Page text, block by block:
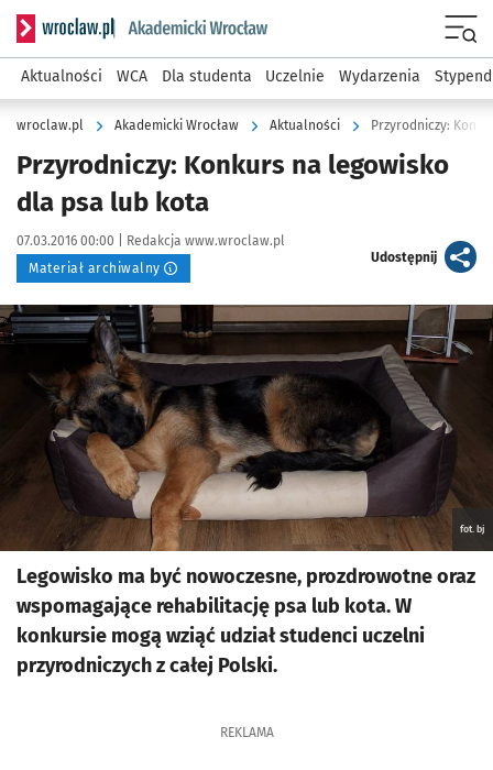
Serwis informacyjny wroclaw.pl podserwis: Akademicki
Aktualności WCA Dla studenta Uczelnie Wydarzenia
wroclaw.pl Akademicki Wrocław Aktualności Przyrodniczy:
Przyrodniczy: Konkurs na legowisko
dla psa lub kota
Data publikacji:
07.03.2016 00:00 | Autor:
Redakcja www.wroclaw.pl
Materiał archiwalny
Udostępnijartykuł
Kliknij, aby powiększyć
fot. bj
Legowisko ma być nowoczesne, prozdrowotne oraz
wspomagające rehabilitację psa lub kota. W
konkursie mogą wziąć udział studenci uczelni
przyrodniczych z całej Polski.
REKLAMA